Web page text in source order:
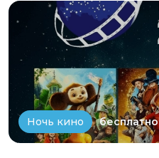
Ночь кино бесплатно